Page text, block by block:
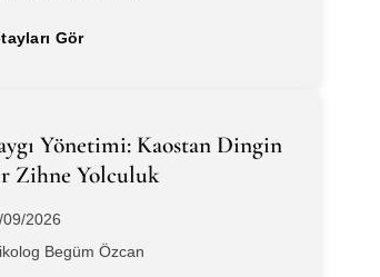
Gör
Yönetimi: Kaostan Dingin
Zihne Yolculuk
09/2026
Begüm Özcan